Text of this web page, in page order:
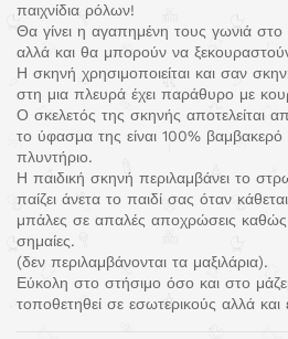
παιχνίδια ρόλων!
Θα γίνει η αγαπημένη τους γωνιά
αλλά και θα μπορούν να
Η σκηνή χρησιμοποιείται και σαν
στη μια πλευρά έχει παράθυρο με
Ο σκελετός της σκηνής αποτελείται
το ύφασμα της είναι 100% βαμβακερό
πλυντήριο.
Η παιδική σκηνή περιλαμβάνει το
παίζει άνετα το παιδί σας όταν
μπάλες σε απαλές αποχρώσεις καθώς
σημαίες.
(δεν περιλαμβάνονται τα μαξιλάρια).
Εύκολη στο στήσιμο όσο και στο
τοποθετηθεί σε εσωτερικούς αλλά